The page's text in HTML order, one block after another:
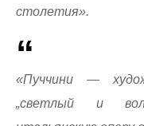
столетия».
«Пуччини —
„светлый и